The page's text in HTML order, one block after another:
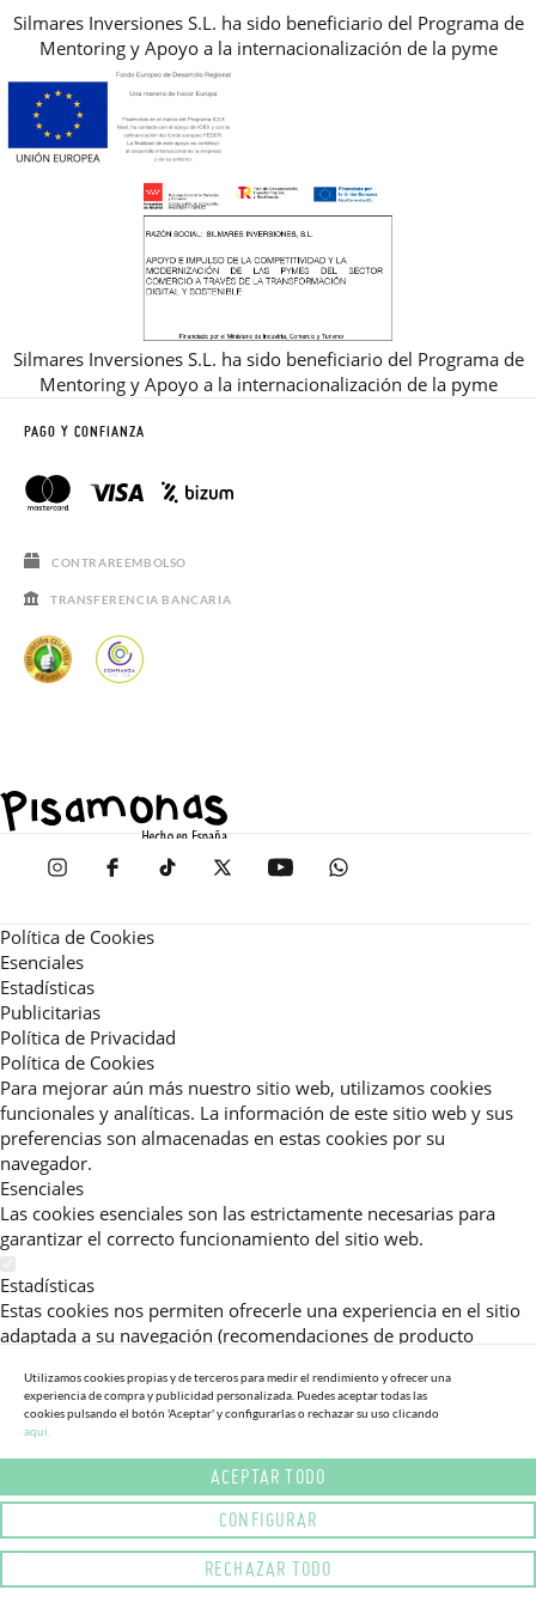
Silmares Inversiones S.L. ha sido beneficiario del Programa de
Mentoring y Apoyo a la internacionalización de la pyme
Silmares Inversiones S.L. ha sido beneficiario del Programa de
Mentoring y Apoyo a la internacionalización de la pyme
PAGO Y CONFIANZA
CONTRAREEMBOLSO
TRANSFERENCIA BANCARIA
Política de Cookies
Esenciales
Estadísticas
Publicitarias
Política de Privacidad
Política de Cookies
Para mejorar aún más nuestro sitio web, utilizamos cookies
funcionales y analíticas. La información de este sitio web y sus
preferencias son almacenadas en estas cookies por su
navegador.
Esenciales
Las cookies esenciales son las estrictamente necesarias para
garantizar el correcto funcionamiento del sitio web.
Estadísticas
Estas cookies nos permiten ofrecerle una experiencia en el sitio
adaptada a su navegación (recomendaciones de producto
consultadas, etc).Al activar esta cookie, nos ayuda a mejorar aún
más su experiencia.
Publicitarias
Estas cookies permiten a nuestros socios publicitarios enviarle
mensajes específicos y personalizados.
Política de Privacidad
Lea más sobre el uso de cookies en este sitio web en nuestra
Utilizamos cookies propias y de terceros para medir el rendimiento y ofrecer una
experiencia de compra y publicidad personalizada. Puedes aceptar todas las
cookies pulsando el botón 'Aceptar' y configurarlas o rechazar su uso clicando
aqui.
ACEPTAR TODO
CONFIGURAR
RECHAZAR TODO